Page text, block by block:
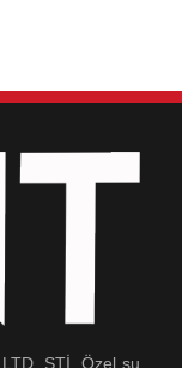
ŞTİ. Özel su